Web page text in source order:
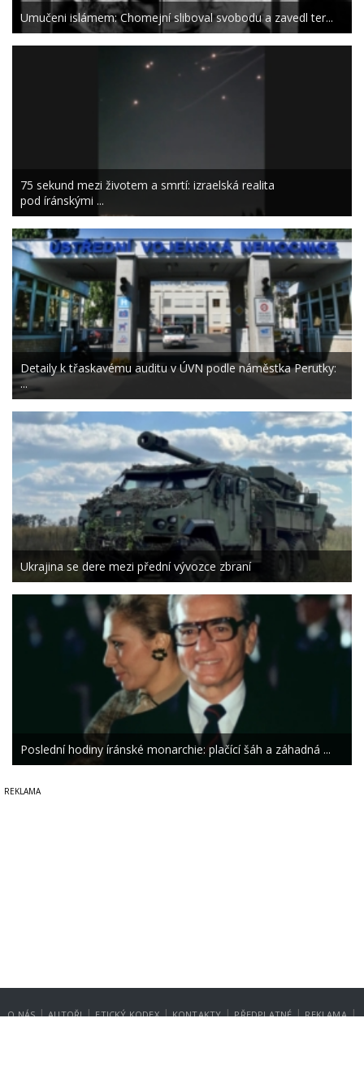
Umučeni islámem: Chomejní sliboval svobodu a zavedl ter...
75 sekund mezi životem a smrtí: izraelská realita
pod íránskými ...
Detaily k třaskavému auditu v ÚVN podle náměstka Perutky:
...
Ukrajina se dere mezi přední vývozce zbraní
Poslední hodiny íránské monarchie: plačící šáh a záhadná ...
O NÁS | AUTOŘI | ETICKÝ KODEX | KONTAKTY | PŘEDPLATNÉ | REKLAMA |